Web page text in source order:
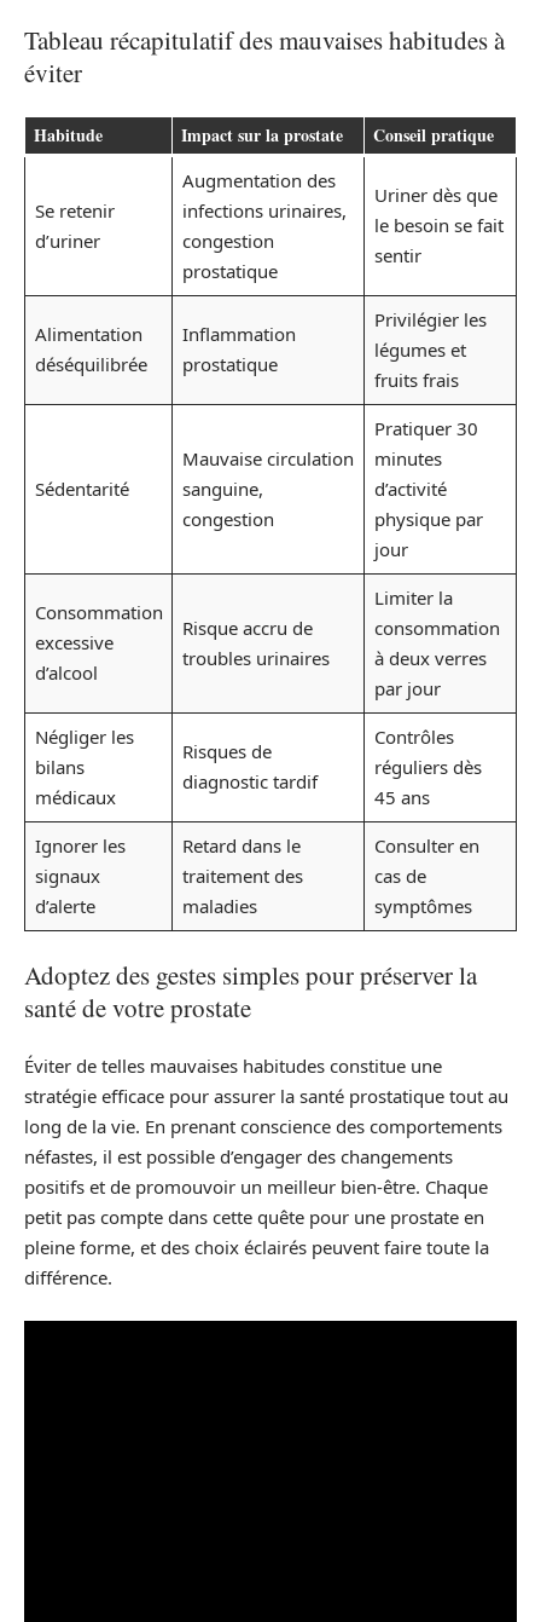
Tableau récapitulatif des mauvaises habitudes à
éviter
Habitude Impact sur la prostate Conseil pratique
Se retenir
d’uriner
Augmentation des
infections urinaires,
congestion
prostatique
Uriner dès que
le besoin se fait
sentir
Alimentation
déséquilibrée
Inflammation
prostatique
Privilégier les
légumes et
fruits frais
Sédentarité
Mauvaise circulation
sanguine,
congestion
Pratiquer 30
minutes
d’activité
physique par
jour
Consommation
excessive
d’alcool
Risque accru de
troubles urinaires
Limiter la
consommation
à deux verres
par jour
Négliger les
bilans
médicaux
Risques de
diagnostic tardif
Contrôles
réguliers dès
45 ans
Ignorer les
signaux
d’alerte
Retard dans le
traitement des
maladies
Consulter en
cas de
symptômes
Adoptez des gestes simples pour préserver la
santé de votre prostate
Éviter de telles mauvaises habitudes constitue une
stratégie efficace pour assurer la santé prostatique tout au
long de la vie. En prenant conscience des comportements
néfastes, il est possible d’engager des changements
positifs et de promouvoir un meilleur bien-être. Chaque
petit pas compte dans cette quête pour une prostate en
pleine forme, et des choix éclairés peuvent faire toute la
différence.